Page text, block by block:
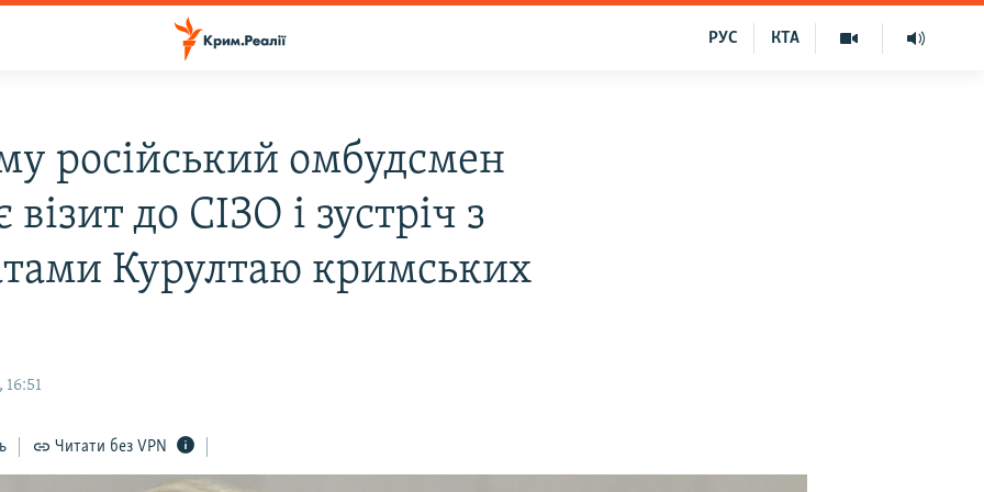
КТА
РУС
російський омбудсмен
візит до СІЗО і зустріч з
Курултаю кримських
Читати без VPN